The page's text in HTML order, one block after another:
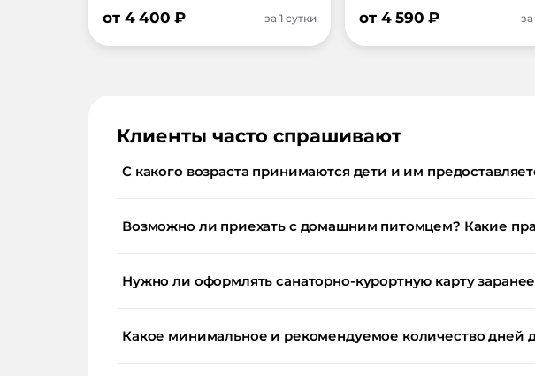
от 4 400 ₽ за 1 сутки от 4 590 ₽ за
Клиенты часто спрашивают
С какого возраста принимаются дети и им
Возможно ли приехать с домашним питомцем? Какие
Нужно ли оформлять санаторно-курортную карту
Какое минимальное и рекомендуемое количество дней